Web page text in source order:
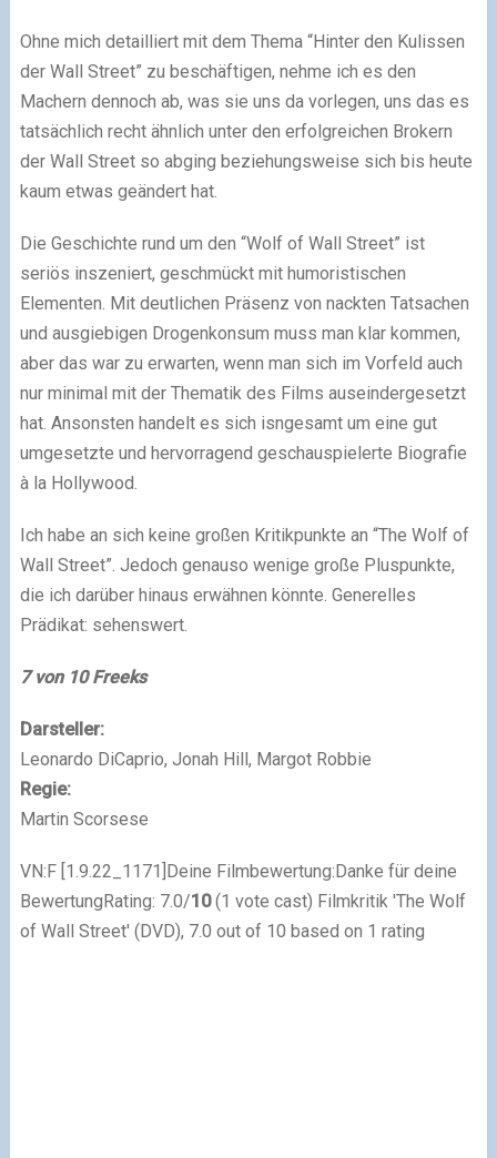
Ohne mich detailliert mit dem Thema “Hinter den Kulissen
der Wall Street” zu beschäftigen, nehme ich es den
Machern dennoch ab, was sie uns da vorlegen, uns das es
tatsächlich recht ähnlich unter den erfolgreichen Brokern
der Wall Street so abging beziehungsweise sich bis heute
kaum etwas geändert hat.
Die Geschichte rund um den “Wolf of Wall Street” ist
seriös inszeniert, geschmückt mit humoristischen
Elementen. Mit deutlichen Präsenz von nackten Tatsachen
und ausgiebigen Drogenkonsum muss man klar kommen,
aber das war zu erwarten, wenn man sich im Vorfeld auch
nur minimal mit der Thematik des Films auseindergesetzt
hat. Ansonsten handelt es sich isngesamt um eine gut
umgesetzte und hervorragend geschauspielerte Biografie
à la Hollywood.
Ich habe an sich keine großen Kritikpunkte an “The Wolf of
Wall Street”. Jedoch genauso wenige große Pluspunkte,
die ich darüber hinaus erwähnen könnte. Generelles
Prädikat: sehenswert.
7 von 10 Freeks
Darsteller:
Leonardo DiCaprio, Jonah Hill, Margot Robbie
Regie:
Martin Scorsese
VN:F [1.9.22_1171]Deine Filmbewertung:Danke für deine
BewertungRating: 7.0/10(1 vote cast) Filmkritik 'The Wolf
of Wall Street' (DVD), 7.0 out of 10 based on 1 rating